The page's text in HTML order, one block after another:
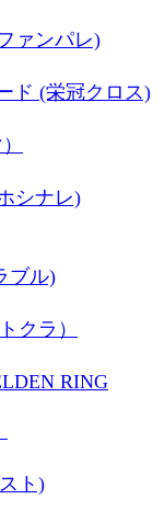
ァンパレ)
ド (栄冠クロス)
シナレ)
ブル)
クラ）
RING
ト)